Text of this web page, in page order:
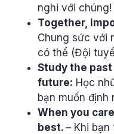
nghi với chúng!
Together,
Chung sức với
có thể (Đội
Study the
future: Học
bạn muốn định
When you
best. – Khi